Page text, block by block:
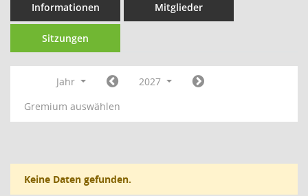
Informationen Mitglieder
Sitzungen
Jahr
2027
Gremium auswählen
Keine Daten gefunden.